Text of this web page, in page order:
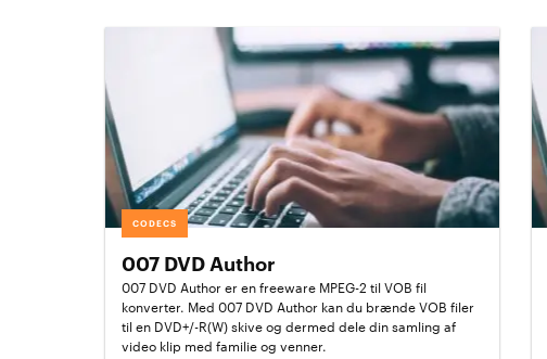
CODECS
007 DVD Author
007 DVD Author er en freeware MPEG-2 til VOB fil
konverter. Med 007 DVD Author kan du brænde VOB filer
til en DVD+/-R(W) skive og dermed dele din samling af
video klip med familie og venner.